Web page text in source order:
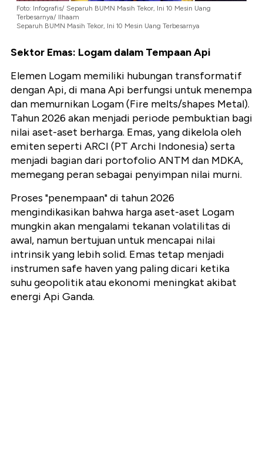
Foto: Infografis/ Separuh BUMN Masih Tekor, Ini 10 Mesin Uang
Terbesarnya/ Ilhaam
Separuh BUMN Masih Tekor, Ini 10 Mesin Uang Terbesarnya
Sektor Emas: Logam dalam Tempaan Api
Elemen Logam memiliki hubungan transformatif
dengan Api,di mana Api berfungsi untuk menempa
dan memurnikan Logam (Fire melts/shapes Metal).
Tahun 2026 akan menjadi periode pembuktian bagi
nilai aset-aset berharga. Emas,yang dikelola oleh
emiten seperti ARCI (PT Archi Indonesia)serta
menjadi bagian dari portofolioANTM dan MDKA,
memegang peran sebagai penyimpan nilai murni.
Proses "penempaan" di tahun 2026
mengindikasikan bahwa harga aset-aset Logam
mungkin akan mengalami tekanan volatilitas di
awal, namun bertujuan untuk mencapai nilai
intrinsik yang lebih solid. Emas tetap menjadi
instrumensafe havenyang paling dicari ketika
suhu geopolitik atau ekonomi meningkat akibat
energi Api Ganda.